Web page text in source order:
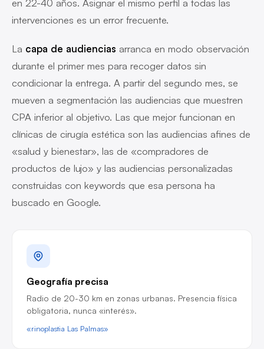
en 22-40 años. Asignar el mismo perfil a todas las
intervenciones es un error frecuente.
La capa de audiencias arranca en modo observación
durante el primer mes para recoger datos sin
condicionar la entrega. A partir del segundo mes, se
mueven a segmentación las audiencias que muestren
CPA inferior al objetivo. Las que mejor funcionan en
clínicas de cirugía estética son las audiencias afines de
«salud y bienestar», las de «compradores de
productos de lujo» y las audiencias personalizadas
construidas con keywords que esa persona ha
buscado en Google.
Geografía precisa
Radio de 20-30 km en zonas urbanas. Presencia física
obligatoria, nunca «interés».
«rinoplastia Las Palmas»